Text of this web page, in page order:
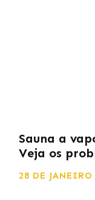
Sauna a
Veja os
28 DE JANEIRO